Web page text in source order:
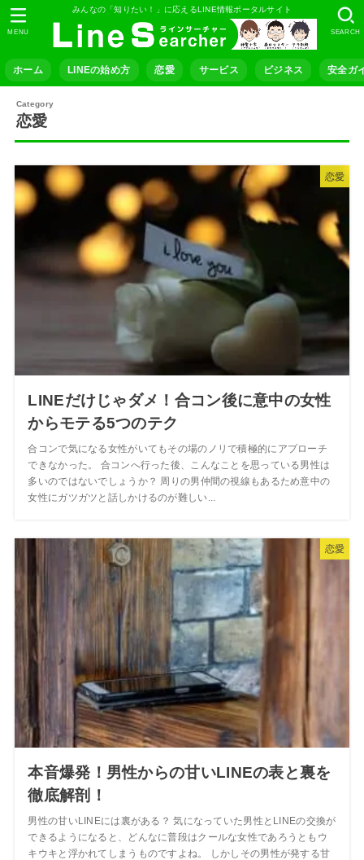
みんなの「知りたい！」に応えるLINE情報ポータルサイト
ホーム LINEの始め方 恋愛 サービス ビジネス 安全ガ
SEARCH
MENU
恋愛
恋愛
LINEだけじゃダメ！合コン後に意中の女性
からモテる5つのテク
合コンで気になる女性がいてもその場のノリで積極的にアプローチ
できなかった。 合コンへ行った後、こんなことを思っている男性は
多いのではないでしょうか？ 周りの男仲間の視線もあるため意中の
女性にガツガツと話しかけるのが難しい...
恋愛
本音爆発！男性からの甘いLINEの表と裏を
徹底解剖！
男性の甘いLINEには裏がある？ 気になっていた男性とLINEの交換が
できるようになると、どんなに普段はクールな女性であろうともウ
キウキと浮かれてしまうものですよね。 しかしその男性が発する甘